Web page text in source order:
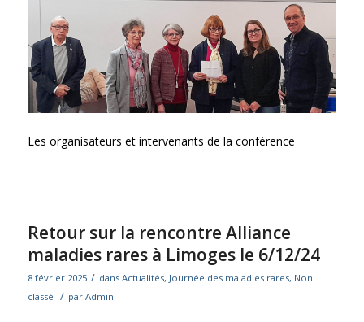
Les organisateurs et intervenants de la conférence
Retour sur la rencontre Alliance
maladies rares à Limoges le 6/12/24
8 février 2025 / dans Actualités, Journée des maladies rares, Non
classé / par Admin